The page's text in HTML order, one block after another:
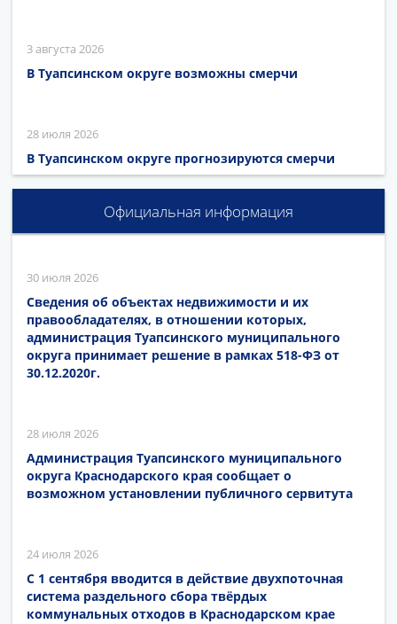
3 августа 2026
В Туапсинском округе возможны смерчи
28 июля 2026
В Туапсинском округе прогнозируются смерчи
Официальная информация
30 июля 2026
Сведения об объектах недвижимости и их
правообладателях, в отношении которых,
администрация Туапсинского муниципального
округа принимает решение в рамках 518-ФЗ от
30.12.2020г.
28 июля 2026
Администрация Туапсинского муниципального
округа Краснодарского края сообщает о
возможном установлении публичного сервитута
24 июля 2026
С 1 сентября вводится в действие двухпоточная
система раздельного сбора твёрдых
коммунальных отходов в Краснодарском крае